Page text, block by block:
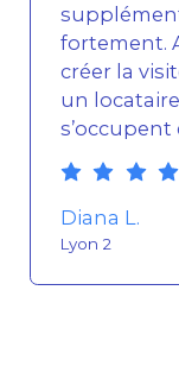
fortement.
créer la
un
s’occupent
Diana L.
Lyon 2